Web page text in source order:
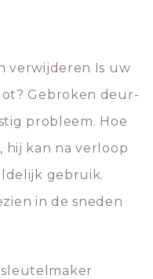
verwijderen Is uw
Gebroken deur-
probleem. Hoe
hij kan na verloop
gebruik.
in de sneden